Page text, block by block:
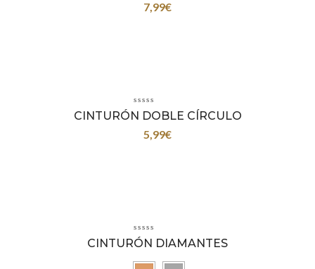
7,99€
CINTURÓN DOBLE CÍRCULO
5,99€
CINTURÓN DIAMANTES